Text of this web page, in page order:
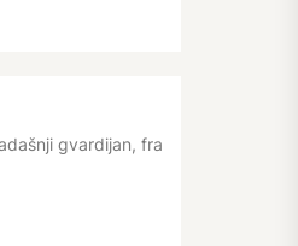
gvardijan, fra